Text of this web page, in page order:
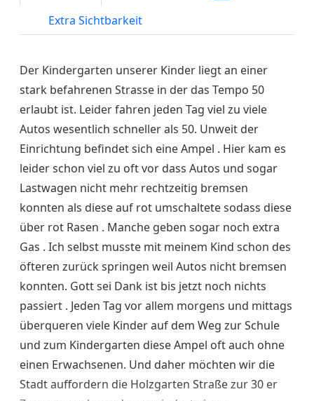
Extra Sichtbarkeit
Der Kindergarten unserer Kinder liegt an einer
stark befahrenen Strasse in der das Tempo 50
erlaubt ist. Leider fahren jeden Tag viel zu viele
Autos wesentlich schneller als 50. Unweit der
Einrichtung befindet sich eine Ampel . Hier kam es
leider schon viel zu oft vor dass Autos und sogar
Lastwagen nicht mehr rechtzeitig bremsen
konnten als diese auf rot umschaltete sodass diese
über rot Rasen . Manche geben sogar noch extra
Gas . Ich selbst musste mit meinem Kind schon des
öfteren zurück springen weil Autos nicht bremsen
konnten. Gott sei Dank ist bis jetzt noch nichts
passiert . Jeden Tag vor allem morgens und mittags
überqueren viele Kinder auf dem Weg zur Schule
und zum Kindergarten diese Ampel oft auch ohne
einen Erwachsenen. Und daher möchten wir die
Stadt auffordern die Holzgarten Straße zur 30 er